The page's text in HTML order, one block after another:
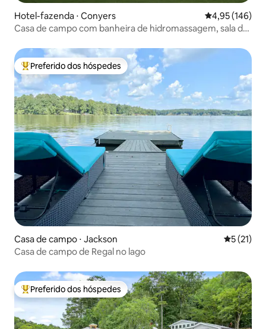
Hotel-fazenda ⋅ Conyers 4,95 de uma
4,95 (146)
Casa de campo com banheira de hidromassagem, sala de
Entre os melhores preferidos dos hóspedes
Preferido dos hóspedes
Casa de campo ⋅ Jackson 5 de uma
5 (21)
Casa de campo de Regal no lago
Entre os melhores preferidos dos hóspedes
Preferido dos hóspedes